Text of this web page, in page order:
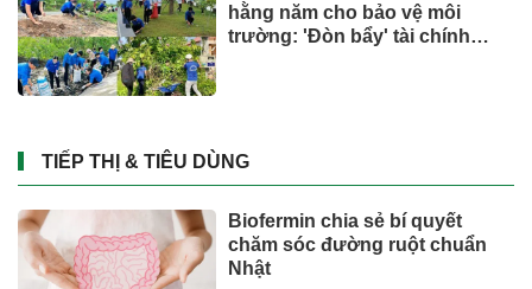
hằng năm cho bảo vệ môi
trường: 'Đòn bẩy' tài chính
TIẾP THỊ & TIÊU DÙNG
Biofermin chia sẻ bí quyết
chăm sóc đường ruột chuẩn
Nhật